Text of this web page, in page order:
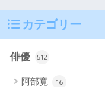
カテゴリー
俳優 512
阿部寛 16